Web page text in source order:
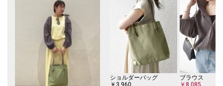
上、着用又はお取り扱い下さい。
※画像の商品はサンプルです。
実際の商品と仕様、加工、サイズが若干異なる場合がございます。
◆生地の詳しい情報をブログでも紹介しています！◆
PREVENT SPOTシリーズ紹介ブログショルダーバッグ
￥3,960
ブラウス
￥8,085